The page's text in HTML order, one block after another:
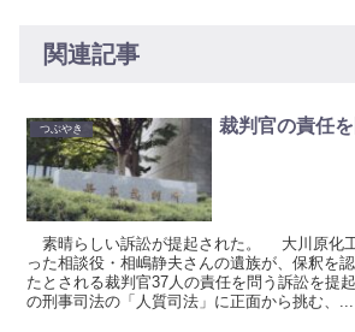
関連記事
つぶやき 裁判官の責任を
素晴らしい訴訟が提起された。 大川原化
った相談役・相嶋静夫さんの遺族が、保釈を
たとされる裁判官37人の責任を問う訴訟を
の刑事司法の「人質司法」に正面から挑む、...